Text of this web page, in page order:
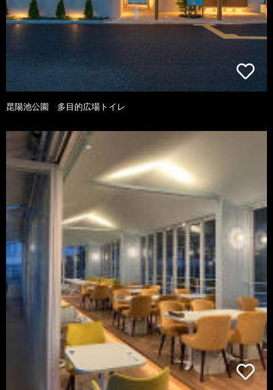
昆陽池公園 多目的広場トイレ